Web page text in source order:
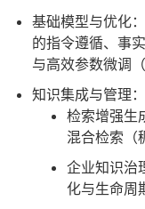
基础模型与优化
的指令遵循、事
与高效参数微调
知识集成与管理：
检索增强生
混合检索（
企业知识治
化与生命周